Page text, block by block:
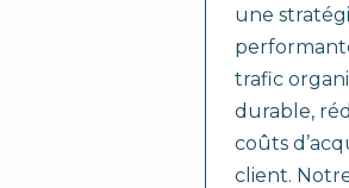
une
trafic
durable,
coûts
client.